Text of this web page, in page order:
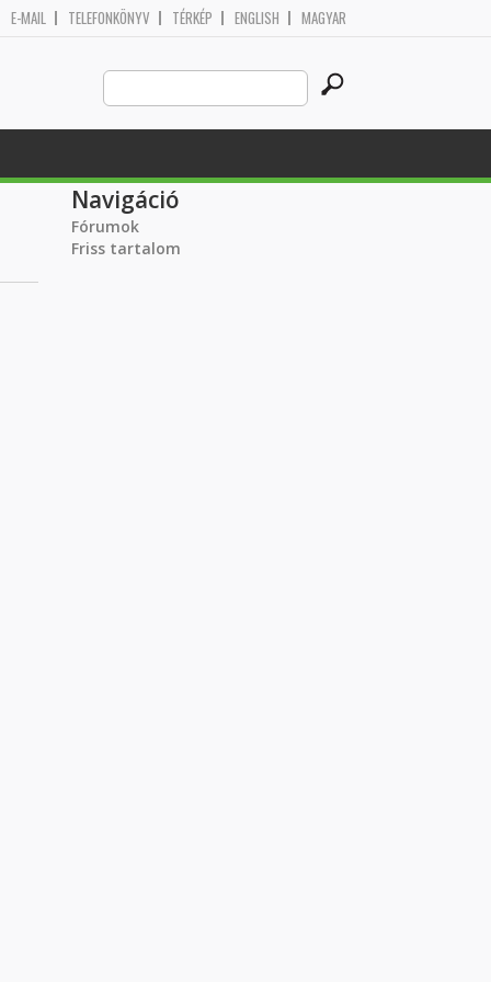
E-MAIL TELEFONKÖNYV TÉRKÉP ENGLISH MAGYAR
Search
this
site
Navigáció
Fórumok
Friss tartalom